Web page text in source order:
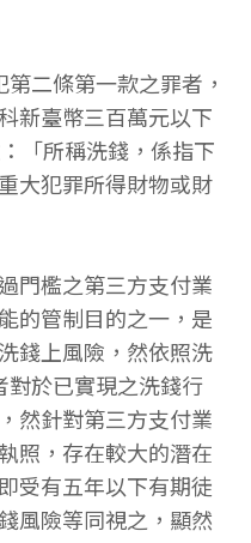
二條第一款之罪者，
新臺幣三百萬元以下
「所稱洗錢，係指下
大犯罪所得財物或財
門檻之第三方支付業
的管制目的之一，是
錢上風險，然依照洗
對於已實現之洗錢行
然針對第三方支付業
照，存在較大的潛在
受有五年以下有期徒
風險等同視之，顯然